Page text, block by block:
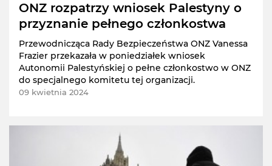
ONZ rozpatrzy wniosek Palestyny o
przyznanie pełnego członkostwa
Przewodnicząca Rady Bezpieczeństwa ONZ Vanessa
Frazier przekazała w poniedziałek wniosek
Autonomii Palestyńskiej o pełne członkostwo w ONZ
do specjalnego komitetu tej organizacji.
09 kwietnia 2024